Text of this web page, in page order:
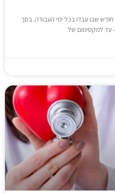
עבור כל חודש שבו עבדו בכל ימי העבודה. בסך